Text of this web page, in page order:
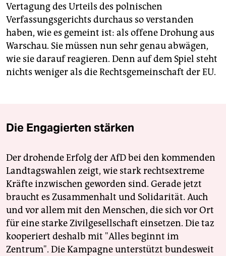
Vertagung des Urteils des polnischen
Verfassungsgerichts durchaus so verstanden
haben, wie es gemeint ist: als offene Drohung aus
Warschau. Sie müssen nun sehr genau abwägen,
wie sie darauf reagieren. Denn auf dem Spiel steht
nichts weniger als die Rechtsgemeinschaft der EU.
Die Engagierten stärken
Der drohende Erfolg der AfD bei den kommenden
Landtagswahlen zeigt, wie stark rechtsextreme
Kräfte inzwischen geworden sind. Gerade jetzt
braucht es Zusammenhalt und Solidarität. Auch
und vor allem mit den Menschen, die sich vor Ort
für eine starke Zivilgesellschaft einsetzen. Die taz
kooperiert deshalb mit "Alles beginnt im
Zentrum". Die Kampagne unterstützt bundesweit